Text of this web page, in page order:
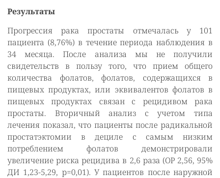
Результаты
Прогрессия рака простаты отмечалась у 101
пациента (8,76%) в течение периода наблюдения в
34 месяца. После анализа мы не получили
свидетельств в пользу того, что прием общего
количества фолатов, фолатов, содержащихся в
пищевых продуктах, или эквивалентов фолатов в
пищевых продуктах связан с рецидивом рака
простаты. Вторичный анализ с учетом типа
лечения показал, что пациенты после радикальной
простатэктомии в дециле с самым низким
потреблением фолатов демонстрировали
увеличение риска рецидива в 2,6 раза (ОР 2,56, 95%
ДИ 1,23-5,29, р=0,01). У пациентов после наружной